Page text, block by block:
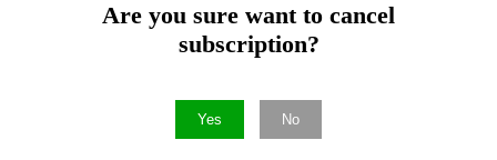
Are you sure want to cancel
subscription?
Yes No